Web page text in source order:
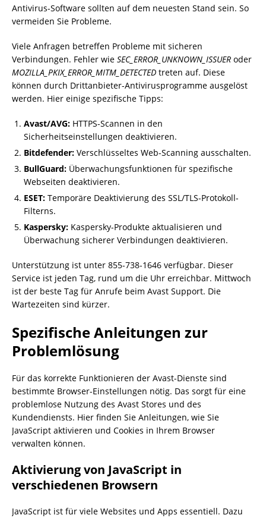
Antivirus-Software sollten auf dem neuesten Stand sein. So
vermeiden Sie Probleme.
Viele Anfragen betreffen Probleme mit sicheren
Verbindungen. Fehler wie SEC_ERROR_UNKNOWN_ISSUER oder
MOZILLA_PKIX_ERROR_MITM_DETECTED treten auf. Diese
können durch Drittanbieter-Antivirusprogramme ausgelöst
werden. Hier einige spezifische Tipps:
Avast/AVG: HTTPS-Scannen in den
Sicherheitseinstellungen deaktivieren.
Bitdefender: Verschlüsseltes Web-Scanning ausschalten.
BullGuard: Überwachungsfunktionen für spezifische
Webseiten deaktivieren.
ESET: Temporäre Deaktivierung des SSL/TLS-Protokoll-
Filterns.
Kaspersky: Kaspersky-Produkte aktualisieren und
Überwachung sicherer Verbindungen deaktivieren.
Unterstützung ist unter 855-738-1646 verfügbar. Dieser
Service ist jeden Tag, rund um die Uhr erreichbar. Mittwoch
ist der beste Tag für Anrufe beim Avast Support. Die
Wartezeiten sind kürzer.
Spezifische Anleitungen zur
Problemlösung
Für das korrekte Funktionieren der Avast-Dienste sind
bestimmte Browser-Einstellungen nötig. Das sorgt für eine
problemlose Nutzung des Avast Stores und des
Kundendiensts. Hier finden Sie Anleitungen, wie Sie
JavaScript aktivieren und Cookies in Ihrem Browser
verwalten können.
Aktivierung von JavaScript in
verschiedenen Browsern
JavaScript ist für viele Websites und Apps essentiell. Dazu